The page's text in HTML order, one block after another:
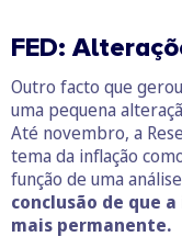
FED:
Outro facto que
uma pequena
Até novembro, a
tema da inflação
função de uma
conclusão de que
mais permanente.